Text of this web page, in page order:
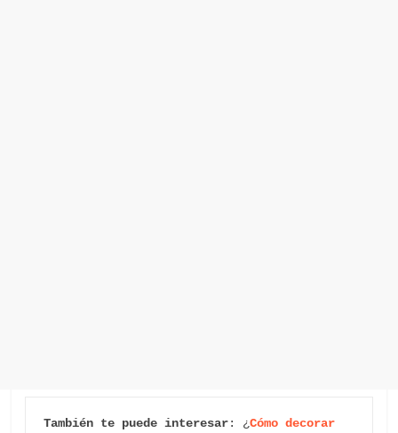
También te puede interesar: ¿Cómo decorar